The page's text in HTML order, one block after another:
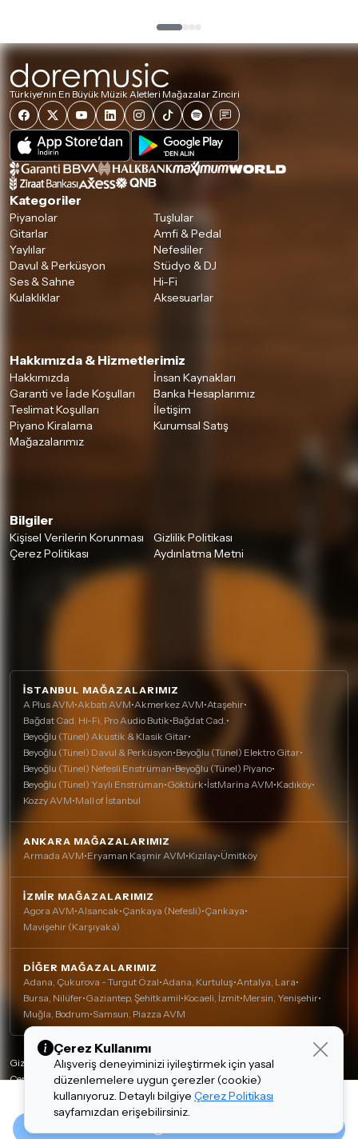
168,232.00 TL
Türkiye'nin En Büyük Müzik Aletleri Mağazalar Zinciri
Kategoriler
Piyanolar
Tuşlular
Gitarlar
Amfi & Pedal
Yaylılar
Nefesliler
Davul & Perküsyon
Stüdyo & DJ
Ses & Sahne
Hi-Fi
Kulaklıklar
Aksesuarlar
Hakkımızda & Hizmetlerimiz
Hakkımızda
İnsan Kaynakları
Garanti ve İade Koşulları
Banka Hesaplarımız
Teslimat Koşulları
İletişim
Piyano Kiralama
Kurumsal Satış
Mağazalarımız
Bilgiler
Kişisel Verilerin Korunması
Gizlilik Politikası
Çerez Politikası
Aydınlatma Metni
İSTANBUL MAĞAZALARIMIZ
A Plus AVM•Akbatı AVM•Akmerkez AVM•Ataşehir•
Bağdat Cad. Hi-Fi, Pro Audio Butik•Bağdat Cad.•
Beyoğlu (Tünel) Akustik & Klasik Gitar•
Beyoğlu (Tünel) Davul & Perküsyon•Beyoğlu (Tünel) Elektro Gitar•
Beyoğlu (Tünel) Nefesli Enstrüman•Beyoğlu (Tünel) Piyano•
Beyoğlu (Tünel) Yaylı Enstrüman•Göktürk•İstMarina AVM•Kadıköy•
Kozzy AVM•Mall of İstanbul
ANKARA MAĞAZALARIMIZ
Armada AVM•Eryaman Kaşmir AVM•Kızılay•Ümitköy
İZMIR MAĞAZALARIMIZ
Agora AVM•Alsancak•Çankaya (Nefesli)•Çankaya•
Mavişehir (Karşıyaka)
DIĞER MAĞAZALARIMIZ
Adana, Çukurova - Turgut Özal•Adana, Kurtuluş•Antalya, Lara•
Bursa, Nilüfer•Gaziantep, Şehitkamil•Kocaeli, İzmit•Mersin, Yenişehir•
Muğla, Bodrum•Samsun, Piazza AVM
Gizlilik Politikası
Çerez Politikası
Kişisel Verilerin Korunması
Tasarım ve Teknoloji:invenera
Çerez Kullanımı
Alışveriş deneyiminizi iyileştirmek için yasal
düzenlemelere uygun çerezler (cookie)
kullanıyoruz. Detaylı bilgiye Çerez Politikası
sayfamızdan erişebilirsiniz.